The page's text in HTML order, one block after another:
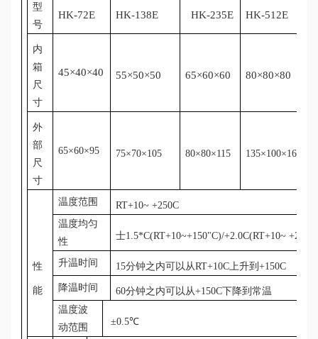
型
号
HK-72E HK-138E HK-235E HK-512E
内
箱
尺
寸
45×40×40 55×50×50 65×60×60 80×80×80
外
部
尺
寸
65×60×95 75×70×105 80×80×115 135×100×165
性
能
温度范围 RT+10~ +250C
温度均匀
性
士1.5*C(RT+10~+150"C)/+2.0C(RT+10~
升温时间
15分钟之内可以从RT+10C上升到+150C
降温时间
60分钟之内可以从+150C下降到常温
温度波
动范围
±0.5℃